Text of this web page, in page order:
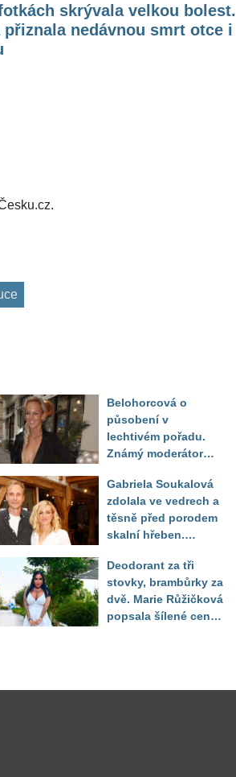
skrývala velkou bolest.
přiznala nedávnou smrt otce i
Belohorcová o
působení v
lechtivém pořadu.
Známý moderátor
sledoval pod dekou
Gabriela Soukalová
zdolala ve vedrech a
těsně před porodem
skalní hřeben.
snést "těhuli"
Deodorant za tři
stovky, brambůrky za
dvě. Marie Růžičková
popsala šílené ceny